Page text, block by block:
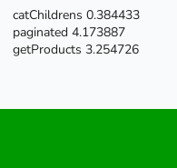
catChildrens 0.384433
paginated 4.173887
getProducts 3.254726